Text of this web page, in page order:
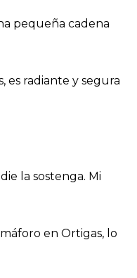
pequeña cadena
es radiante y segura
la sostenga. Mi
en Ortigas, lo